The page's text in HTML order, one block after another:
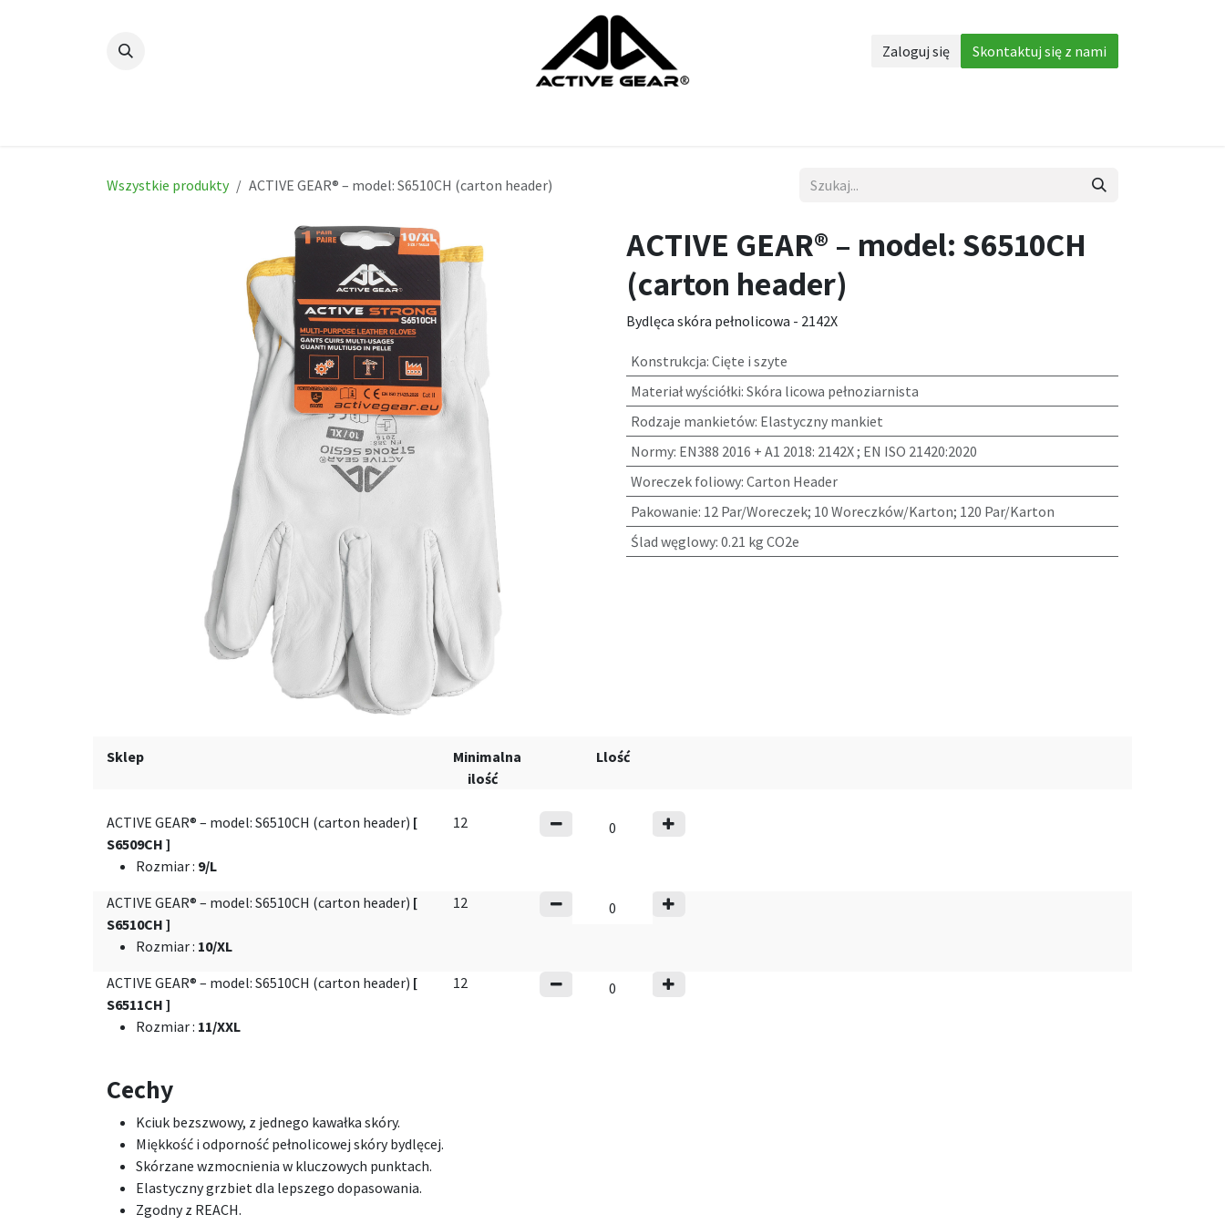
Zaloguj się Skontaktuj się z nami
Wszystkie produkty ACTIVE GEAR® – model: S6510CH (carton header)
ACTIVE GEAR® – model: S6510CH
(carton header)
Bydlęca skóra pełnolicowa - 2142X
Konstrukcja: Cięte i szyte
Materiał wyściółki: Skóra licowa pełnoziarnista
Rodzaje mankietów: Elastyczny mankiet
Normy: EN388 2016 + A1 2018: 2142X ; EN ISO 21420:2020
Woreczek foliowy: Carton Header
Pakowanie: 12 Par/Woreczek; 10 Woreczków/Karton; 120 Par/Karton
Ślad węglowy: 0.21 kg CO2e
Sklep
Minimalna
ilość
Llość
ACTIVE GEAR® – model: S6510CH (carton header) [
S6509CH ]
Rozmiar: 9/L
12
ACTIVE GEAR® – model: S6510CH (carton header) [
S6510CH ]
Rozmiar: 10/XL
12
ACTIVE GEAR® – model: S6510CH (carton header) [
S6511CH ]
Rozmiar: 11/XXL
12
Cechy
Kciuk bezszwowy, z jednego kawałka skóry.
Miękkość i odporność pełnolicowej skóry bydlęcej.
Skórzane wzmocnienia w kluczowych punktach.
Elastyczny grzbiet dla lepszego dopasowania.
Zgodny z REACH.